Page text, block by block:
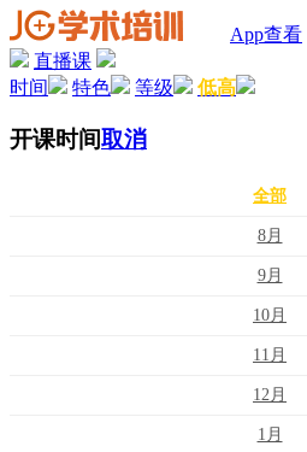
App查看
直播课
时间
特色 等级 低高
开课时间取消
全部
8月
9月
10月
11月
12月
1月